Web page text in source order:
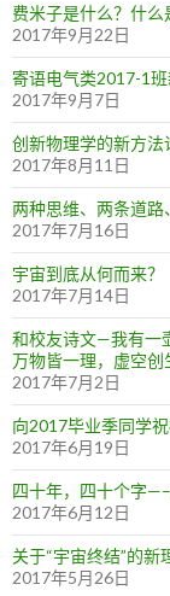
费米子是什么？什么
2017年9月22日
寄语电气类2017-1
2017年9月7日
创新物理学的新方法
2017年8月11日
两种思维、两条道
2017年7月16日
宇宙到底从何而来？
2017年7月14日
和校友诗文—我有一
万物皆一理，虚空创
2017年7月2日
向2017毕业季同学祝
2017年6月19日
四十年，四十个字
2017年6月12日
关于“宇宙终结”的新
2017年5月26日